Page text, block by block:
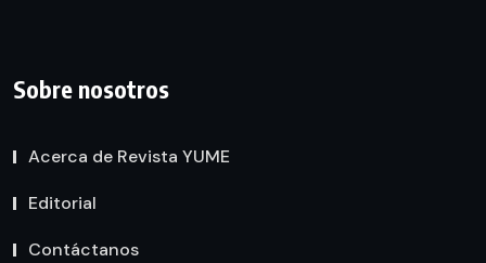
Sobre nosotros
Acerca de Revista YUME
Editorial
Contáctanos